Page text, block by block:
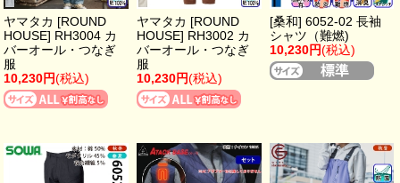
ヤマタカ [ROUND
HOUSE] RH3004 カ
バーオール・つなぎ
服
10,230円(税込)
ヤマタカ [ROUND
HOUSE] RH3002 カ
バーオール・つなぎ
服
10,230円(税込)
[桑和] 6052-02 長袖
シャツ（難燃)
10,230円(税込)